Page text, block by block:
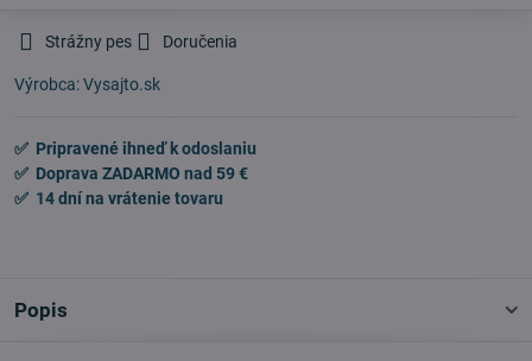
Strážny pes Doručenia
Výrobca:Vysajto.sk
✅ Pripravené ihneď k odoslaniu
✅ Doprava ZADARMO nad 59 €
✅ 14 dní na vrátenie tovaru
Popis